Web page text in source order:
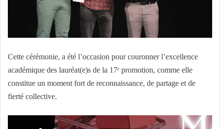
Cette cérémonie, a été l’occasion pour couronner l’excellence
académique des lauréat(e)s de la 17ᵉ promotion, comme elle
constitue un moment fort de reconnaissance, de partage et de
fierté collective.